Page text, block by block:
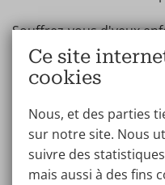
Souffrez-vous d'yeux
yeux ? Des yeux
tombants ? Vous voulez
des yeux.
Correction des
Ce site
cookies
Nous, et des parties
sur notre site. Nous
suivre des
mais aussi à des fins